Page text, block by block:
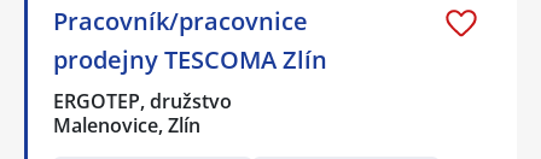
Pracovník/pracovnice
prodejny TESCOMA Zlín
ERGOTEP, družstvo
Malenovice, Zlín